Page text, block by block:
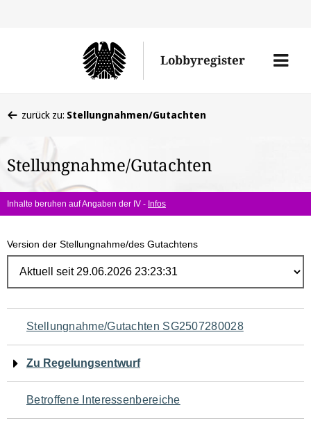
Lobbyregister
Menü
befinden
hier:
zurück zu: Stellungnahmen/Gutachten
Stellungnahme/Gutachten
Inhalte beruhen auf Angaben der IV - Infos
Version der Stellungnahme/des Gutachtens
Navigation
für
den
Seiteninhalt
Stellungnahme/Gutachten SG2507280028
Zu Regelungsentwurf
Betroffene Interessenbereiche